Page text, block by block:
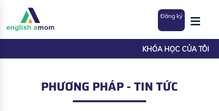
Đăng ký
KHÓA HỌC CỦA TÔI
PHƯƠNG PHÁP - TIN TỨC